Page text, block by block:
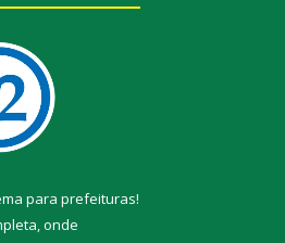
para prefeituras!
onde